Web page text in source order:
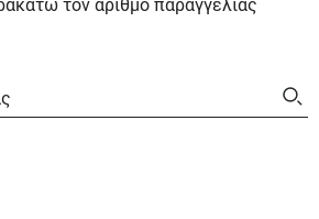
τον αριθμό παραγγελίας